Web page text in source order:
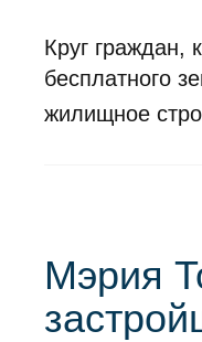
Круг граждан,
бесплатного
жилищное
Мэрия